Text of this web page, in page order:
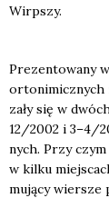
Wirp­szy.
Pre­zen­to­wa­ny
orto­ni­micz­nych
za­ły się w
12/2002 i 3–4/
nych. Przy
w kil­ku
mu­ją­cy wier­sze